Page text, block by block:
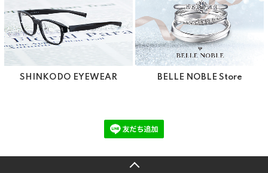
SHINKODO EYEWEAR BELLE NOBLE Store